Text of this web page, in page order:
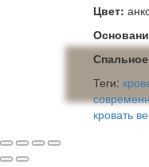
Цвет:
Теги:
кровать